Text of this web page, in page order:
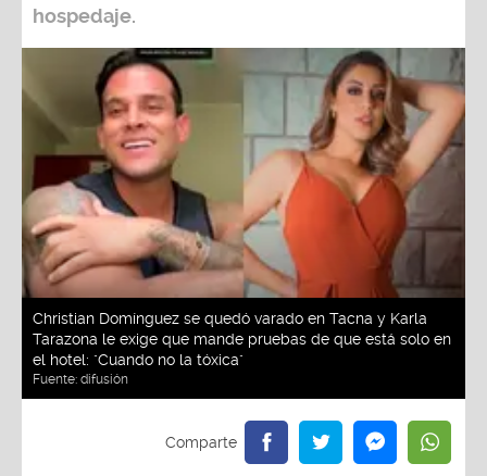
hospedaje.
Christian Domínguez se quedó varado en Tacna y Karla
Tarazona le exige que mande pruebas de que está solo en
el hotel: "Cuando no la tóxica"
Fuente: difusión